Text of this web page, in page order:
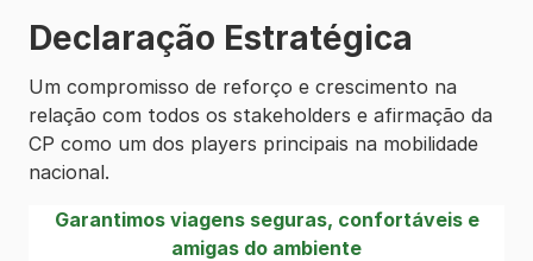
Declaração Estratégica
Um compromisso de reforço e crescimento na
relação com todos os stakeholders e afirmação da
CP como um dos players principais na mobilidade
nacional.
Garantimos viagens seguras, confortáveis e
amigas do ambiente